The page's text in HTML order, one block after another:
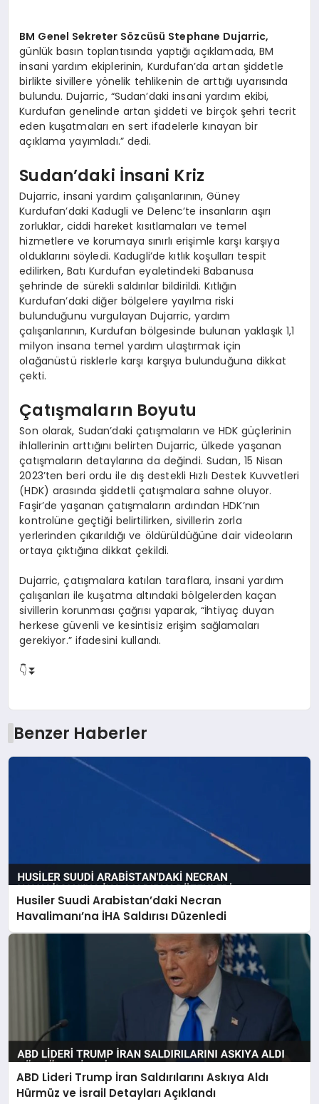
BM Genel Sekreter Sözcüsü Stephane Dujarric,
günlük basın toplantısında yaptığı açıklamada, BM
insani yardım ekiplerinin, Kurdufan’da artan şiddetle
birlikte sivillere yönelik tehlikenin de arttığı uyarısında
bulundu. Dujarric, “Sudan’daki insani yardım ekibi,
Kurdufan genelinde artan şiddeti ve birçok şehri tecrit
eden kuşatmaları en sert ifadelerle kınayan bir
açıklama yayımladı.” dedi.
Sudan’daki İnsani Kriz
Dujarric, insani yardım çalışanlarının, Güney
Kurdufan’daki Kadugli ve Delenc’te insanların aşırı
zorluklar, ciddi hareket kısıtlamaları ve temel
hizmetlere ve korumaya sınırlı erişimle karşı karşıya
olduklarını söyledi. Kadugli’de kıtlık koşulları tespit
edilirken, Batı Kurdufan eyaletindeki Babanusa
şehrinde de sürekli saldırılar bildirildi. Kıtlığın
Kurdufan’daki diğer bölgelere yayılma riski
bulunduğunu vurgulayan Dujarric, yardım
çalışanlarının, Kurdufan bölgesinde bulunan yaklaşık 1,1
milyon insana temel yardım ulaştırmak için
olağanüstü risklerle karşı karşıya bulunduğuna dikkat
çekti.
Çatışmaların Boyutu
Son olarak, Sudan’daki çatışmaların ve HDK güçlerinin
ihlallerinin arttığını belirten Dujarric, ülkede yaşanan
çatışmaların detaylarına da değindi. Sudan, 15 Nisan
2023’ten beri ordu ile dış destekli Hızlı Destek Kuvvetleri
(HDK) arasında şiddetli çatışmalara sahne oluyor.
Faşir’de yaşanan çatışmaların ardından HDK’nın
kontrolüne geçtiği belirtilirken, sivillerin zorla
yerlerinden çıkarıldığı ve öldürüldüğüne dair videoların
ortaya çıktığına dikkat çekildi.
Dujarric, çatışmalara katılan taraflara, insani yardım
çalışanları ile kuşatma altındaki bölgelerden kaçan
sivillerin korunması çağrısı yaparak, “İhtiyaç duyan
herkese güvenli ve kesintisiz erişim sağlamaları
gerekiyor.” ifadesini kullandı.
👇⏬
Benzer Haberler
Husiler Suudi Arabistan’daki Necran
Havalimanı’na İHA Saldırısı Düzenledi
ABD Lideri Trump İran Saldırılarını Askıya Aldı
Hürmüz ve İsrail Detayları Açıklandı